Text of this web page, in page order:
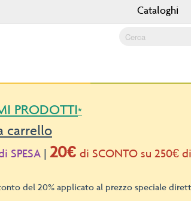
Cataloghi
PRODOTTI*
carrello
SPESA | 20€ di SCONTO su 250€ di
del 20% applicato al prezzo speciale